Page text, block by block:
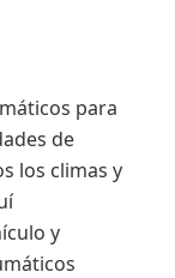
para
de
los climas y
y